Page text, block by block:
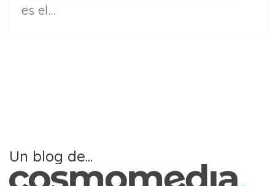
es el…
Un blog de...